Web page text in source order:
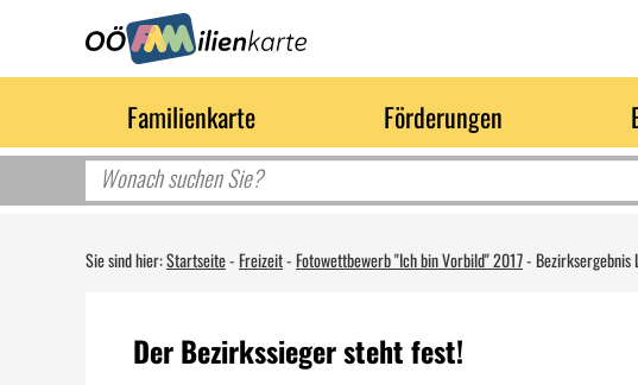
Familienkarte Förderungen
Sie sind hier:Startseite-Freizeit-Fotowettbewerb "Ich bin Vorbild" 2017-Bezirksergebnis
Der Bezirkssieger steht fest!